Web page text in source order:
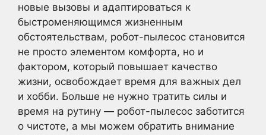
новые вызовы и адаптироваться к
быстроменяющимся жизненным
обстоятельствам, робот-пылесос становится
не просто элементом комфорта, но и
фактором, который повышает качество
жизни, освобождает время для важных дел
и хобби. Больше не нужно тратить силы и
время на рутину — робот-пылесос заботится
о чистоте, а мы можем обратить внимание